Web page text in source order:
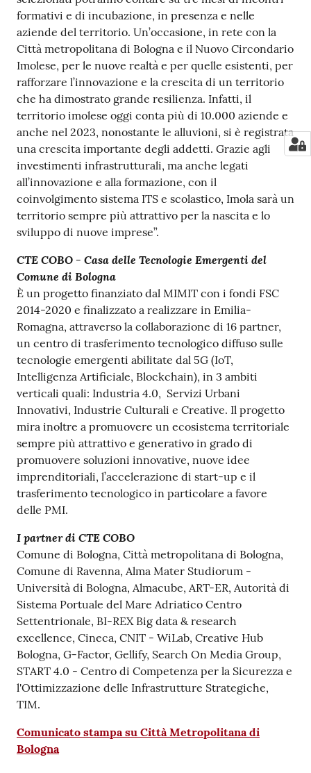
formativi e di incubazione, in presenza e nelle
aziende del territorio. Un’occasione, in rete con la
Città metropolitana di Bologna e il Nuovo Circondario
Imolese, per le nuove realtà e per quelle esistenti, per
rafforzare l’innovazione e la crescita di un territorio
che ha dimostrato grande resilienza. Infatti, il
territorio imolese oggi conta più di 10.000 aziende e
anche nel 2023, nonostante le alluvioni, si è registrata
una crescita importante degli addetti. Grazie agli
investimenti infrastrutturali, ma anche legati
all’innovazione e alla formazione, con il
coinvolgimento sistema ITS e scolastico, Imola sarà un
territorio sempre più attrattivo per la nascita e lo
sviluppo di nuove imprese”.
CTE COBO - Casa delle Tecnologie Emergenti del
Comune di Bologna
È un progetto finanziato dal MIMIT con i fondi FSC
2014-2020 e finalizzato a realizzare in Emilia-
Romagna, attraverso la collaborazione di 16 partner,
un centro di trasferimento tecnologico diffuso sulle
tecnologie emergenti abilitate dal 5G (IoT,
Intelligenza Artificiale, Blockchain), in 3 ambiti
verticali quali: Industria 4.0, Servizi Urbani
Innovativi, Industrie Culturali e Creative. Il progetto
mira inoltre a promuovere un ecosistema territoriale
sempre più attrattivo e generativo in grado di
promuovere soluzioni innovative, nuove idee
imprenditoriali, l’accelerazione di start-up e il
trasferimento tecnologico in particolare a favore
delle PMI.
I partner di CTE COBO
Comune di Bologna, Città metropolitana di Bologna,
Comune di Ravenna, Alma Mater Studiorum -
Università di Bologna, Almacube, ART-ER, Autorità di
Sistema Portuale del Mare Adriatico Centro
Settentrionale, BI-REX Big data & research
excellence, Cineca, CNIT - WiLab, Creative Hub
Bologna, G-Factor, Gellify, Search On Media Group,
START 4.0 - Centro di Competenza per la Sicurezza e
l'Ottimizzazione delle Infrastrutture Strategiche,
TIM.
Comunicato stampa su Città Metropolitana di
Bologna